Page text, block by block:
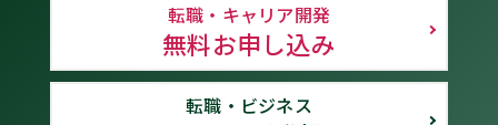
転職・キャリア開発
無料お申し込み
転職・ビジネス